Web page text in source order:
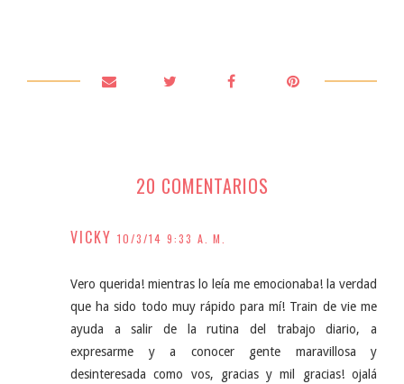
20 COMENTARIOS
VICKY 10/3/14 9:33 A. M.
Vero querida! mientras lo leía me emocionaba! la verdad
que ha sido todo muy rápido para mí! Train de vie me
ayuda a salir de la rutina del trabajo diario, a
expresarme y a conocer gente maravillosa y
desinteresada como vos, gracias y mil gracias! ojalá